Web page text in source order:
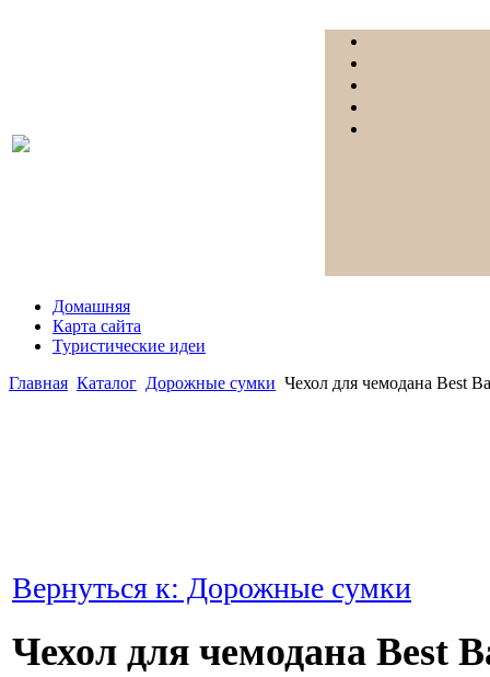
Домашняя
Карта сайта
Туристические идеи
Главная Каталог Дорожные сумки Чехол для чемодана Best
Вернуться к: Дорожные сумки
Чехол для чемодана Best